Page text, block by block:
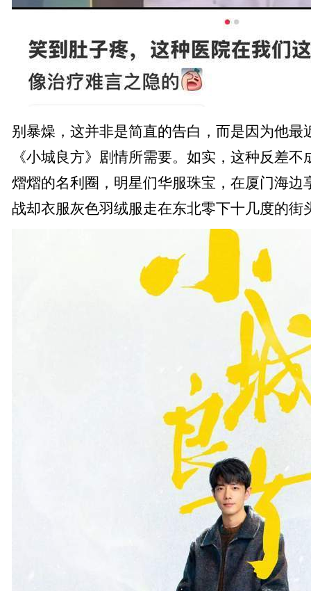
别暴燥，这并非是简直的告白，而是因为他最
《小城良方》剧情所需要。如实，这种反差
熠熠的名利圈，明星们华服珠宝，在厦门海边
战却衣服灰色羽绒服走在东北零下十几度的街